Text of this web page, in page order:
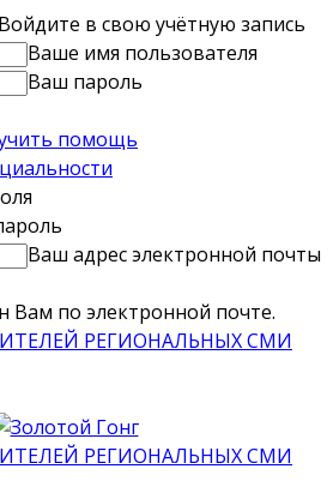
в свою учётную запись
Ваше имя пользователя
Ваш пароль
помощь
Ваш адрес электронной почты
Вам по электронной почте.